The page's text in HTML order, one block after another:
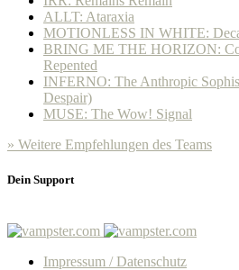
ALLT: Ataraxia
MOTIONLESS IN WHITE:
BRING ME THE HORIZON:
Repented
INFERNO: The Anthropic
Despair)
MUSE: The Wow! Signal
» Weitere Empfehlungen des Teams
Dein Support
Impressum / Datenschutz